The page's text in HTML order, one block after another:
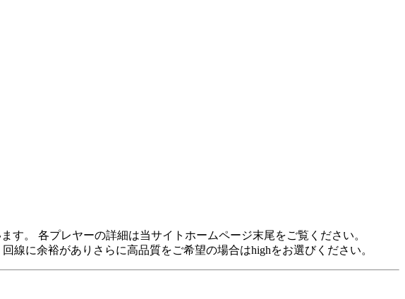
ます。 各プレヤーの詳細は当サイトホームページ末尾をご覧ください。
線に余裕がありさらに高品質をご希望の場合はhighをお選びください。